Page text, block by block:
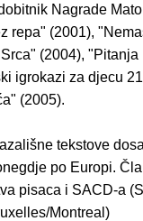
Nagrade
repa" (2001),
(2004),
igrokazi za djecu
(2005).
tekstove
po Europi.
pisaca i SACD-a
Montreal)